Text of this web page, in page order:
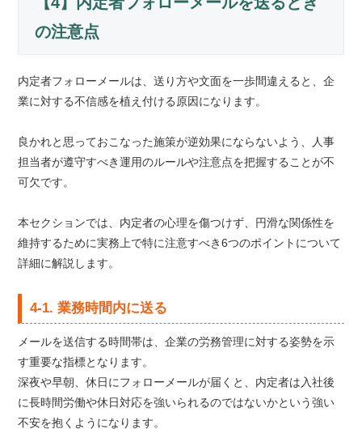
の注意点
内定者フォローメールは、送り方や文面を一歩間違えると、企
業に対する不信感を植え付ける原因になります。
良かれと思っておこなった施策が逆効果にならないよう、人事
担当者が遵守すべき運用のルールや注意点を把握することが不
可欠です。
本セクションでは、内定者の心理を傷つけず、円滑な関係性を
維持するために実務上で特に注意すべき6つのポイントについて
詳細に解説します。
4-1. 業務時間内に送る
メールを送信する時間帯は、企業の労務管理に対する姿勢を示
す重要な指標となります。
深夜や早朝、休日にフォローメールが届くと、内定者は入社後
に長時間労働や休日対応を強いられるのではないかという強い
不安を抱くようになります。